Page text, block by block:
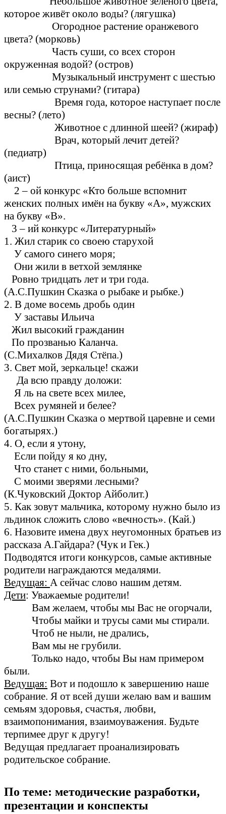
которое живёт около воды? (лягушка)
Огородное растение оранжевого
цвета? (морковь)
Часть суши, со всех сторон
окруженная водой? (остров)
Музыкальный инструмент с шестью
или семью струнами? (гитара)
Время года, которое наступает после
весны? (лето)
Животное с длинной шеей? (жираф)
Врач, который лечит детей?
(педиатр)
Птица, приносящая ребёнка в дом?
(аист)
2 – ой конкурс «Кто больше вспомнит
женских полных имён на букву «А», мужских
на букву «В».
3 – ий конкурс «Литературный»
1. Жил старик со своею старухой
У самого синего моря;
Они жили в ветхой землянке
Ровно тридцать лет и три года.
(А.С.Пушкин Сказка о рыбаке и рыбке.)
2. В доме восемь дробь один
У заставы Ильича
Жил высокий гражданин
По прозванью Каланча.
(С.Михалков Дядя Стёпа.)
3. Свет мой, зеркальце! скажи
Да всю правду доложи:
Я ль на свете всех милее,
Всех румяней и белее?
(А.С.Пушкин Сказка о мертвой царевне и семи
богатырях.)
4. О, если я утону,
Если пойду я ко дну,
Что станет с ними, больными,
С моими зверями лесными?
(К.Чуковский Доктор Айболит.)
5. Как зовут мальчика, которому нужно было из
льдинок сложить слово «вечность». (Кай.)
6. Назовите имена двух неугомонных братьев из
рассказа А.Гайдара? (Чук и Гек.)
Подводятся итоги конкурсов, самые активные
родители награждаются медалями.
Ведущая: А сейчас слово нашим детям.
Дети: Уважаемые родители!
Вам желаем, чтобы мы Вас не огорчали,
Чтобы майки и трусы сами мы стирали.
Чтоб не ныли, не дрались,
Вам мы не грубили.
Только надо, чтобы Вы нам примером
были.
Ведущая: Вот и подошло к завершению наше
собрание. Я от всей души желаю вам и вашим
семьям здоровья, счастья, любви,
взаимопонимания, взаимоуважения. Будьте
терпимее друг к другу!
Ведущая предлагает проанализировать
родительское собрание.
По теме: методические разработки,
презентации и конспекты